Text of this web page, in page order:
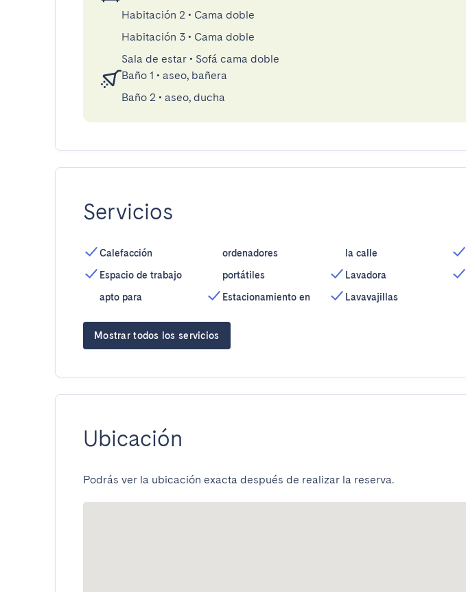
Habitación 2 • Cama doble
Habitación 3 • Cama doble
Sala de estar • Sofá cama doble
Baño 1 • aseo, bañera
Baño 2 • aseo, ducha
Servicios
Calefacción
Espacio de trabajo
apto para
ordenadores
portátiles
Estacionamiento en
la calle
Lavadora
Lavavajillas
Mostrar todos los servicios
Ubicación
Podrás ver la ubicación exacta después de realizar la reserva.